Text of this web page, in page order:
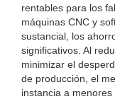
rentables para los
máquinas CNC y
sustancial, los
significativos. Al
minimizar el
de producción, el
instancia a menores